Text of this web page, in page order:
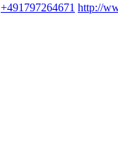
+491797264671 http://